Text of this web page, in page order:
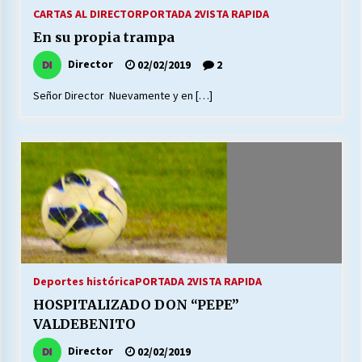
MUNICIPALIDAD, TRABAJADORES, CLIMA
LABORAL:
13/07/2026
¿Qué habrían dicho?
23/06/2026
VOLVER A SER ALTERNATIVA
16/06/2026
28/05/2026
CARTAS AL DIRECTORPORTADA 2VISTA RAPIDA
En su propia trampa
Director 02/02/2019 2
Señor Director Nuevamente y en […]
Deportes históricaPORTADA 2VISTA RAPIDA
HOSPITALIZADO DON “PEPE”
VALDEBENITO
Director 02/02/2019